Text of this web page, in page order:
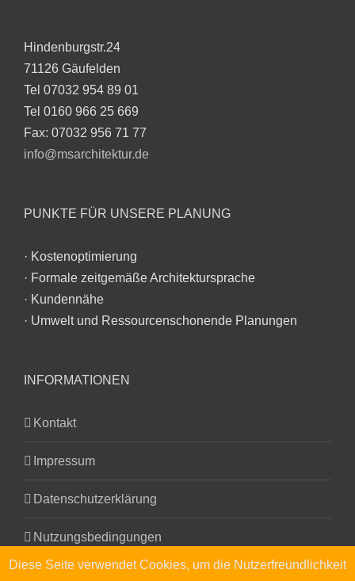
Hindenburgstr.24
71126 Gäufelden
Tel 07032 954 89 01
Tel 0160 966 25 669
Fax: 07032 956 71 77
info@msarchitektur.de
PUNKTE FÜR UNSERE PLANUNG
· Kostenoptimierung
· Formale zeitgemäße Architektursprache
· Kundennähe
· Umwelt und Ressourcenschonende Planungen
INFORMATIONEN
Kontakt
Impressum
Datenschutzerklärung
Nutzungsbedingungen
Diese Seite verwendet Cookies, um die Nutzerfreundlichkeit